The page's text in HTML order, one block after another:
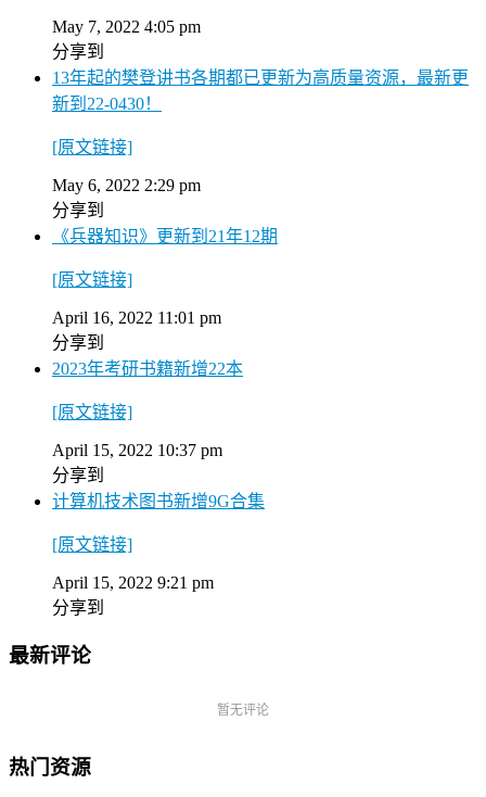
May 7, 2022 4:05 pm
分享到
13年起的樊登讲书各期都已更新为高质量资源，最新更
新到22-0430！
[原文链接]
May 6, 2022 2:29 pm
分享到
《兵器知识》更新到21年12期
[原文链接]
April 16, 2022 11:01 pm
分享到
2023年考研书籍新增22本
[原文链接]
April 15, 2022 10:37 pm
分享到
计算机技术图书新增9G合集
[原文链接]
April 15, 2022 9:21 pm
分享到
最新评论
暂无评论
热门资源